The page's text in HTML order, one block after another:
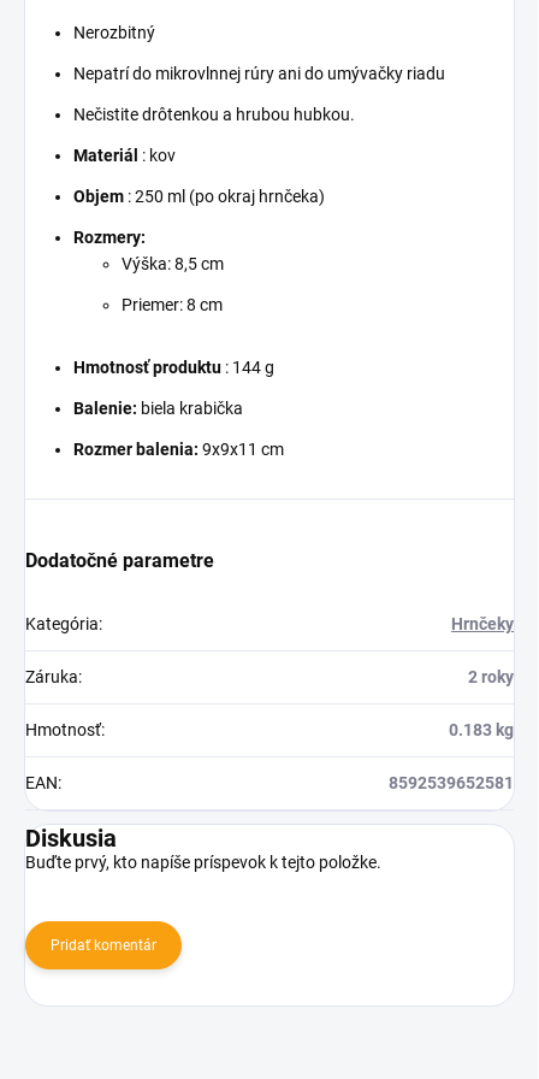
Nerozbitný
Nepatrí do mikrovlnnej rúry ani do umývačky riadu
Nečistite drôtenkou a hrubou hubkou.
Materiál : kov
Objem : 250 ml (po okraj hrnčeka)
Rozmery:
Výška: 8,5 cm
Priemer: 8 cm
Hmotnosť produktu : 144 g
Balenie: biela krabička
Rozmer balenia: 9x9x11 cm
Dodatočné parametre
Kategória: Hrnčeky
Záruka: 2 roky
Hmotnosť: 0.183 kg
EAN: 8592539652581
Diskusia
Buďte prvý, kto napíše príspevok k tejto položke.
Pridať komentár